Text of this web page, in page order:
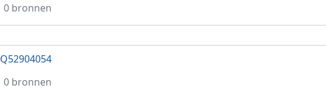
0 bronnen
Q52904054
0 bronnen